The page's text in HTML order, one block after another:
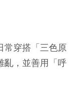
常穿搭「三色原
亂，並善用「呼